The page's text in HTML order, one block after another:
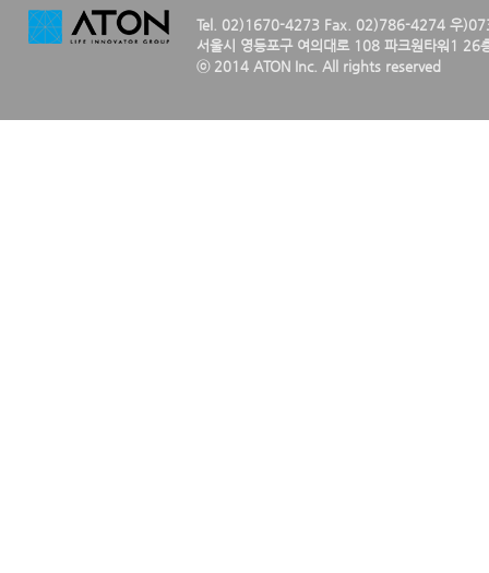
Tel. 02)1670-4273 Fax. 02)786-4274 우
서울시 영등포구 여의대로 108 파크원타워1 26
ⓒ 2014 ATON Inc. All rights reserved